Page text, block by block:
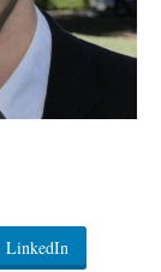
LinkedIn